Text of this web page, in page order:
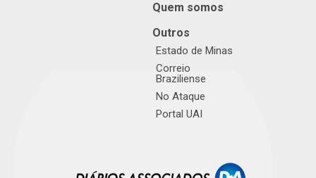
Quem somos
Outros
Estado de Minas
Correio
Braziliense
No Ataque
Portal UAI